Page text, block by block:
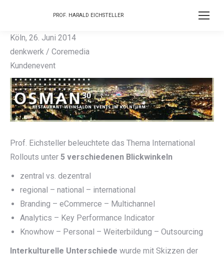
PROF. HARALD EICHSTELLER
Köln, 26. Juni 2014
denkwerk / Coremedia
Kundenevent
Prof. Eichsteller beleuchtete das Thema International
Rollouts unter 5 verschiedenen Blickwinkeln
zentral vs. dezentral
regional – national – international
Branding – eCommerce – Multichannel
Analytics – Key Performance Indicator
Knowhow – Personal – Weiterbildung – Outsourcing
Interkulturelle Unterschiede wurde mit Skizzen der